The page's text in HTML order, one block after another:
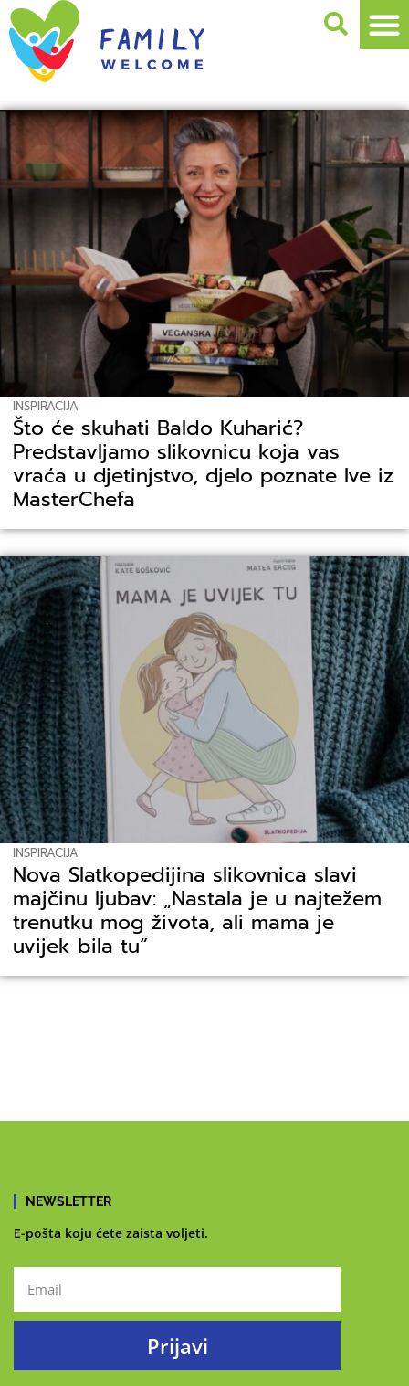
INSPIRACIJA
Što će skuhati Baldo Kuharić?
Predstavljamo slikovnicu koja vas
vraća u djetinjstvo, djelo poznate Ive iz
MasterChefa
INSPIRACIJA
Nova Slatkopedijina slikovnica slavi
majčinu ljubav: „Nastala je u najtežem
trenutku mog života, ali mama je
uvijek bila tu“
NEWSLETTER
E-pošta koju ćete zaista voljeti.
Prijavi